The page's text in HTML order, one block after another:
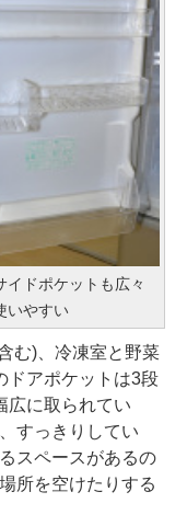
イドポケットも広々
いやすい
む)、冷凍室と野菜
ドアポケットは3段
広に取られてい
すっきりしてい
スペースがあるの
所を空けたりする